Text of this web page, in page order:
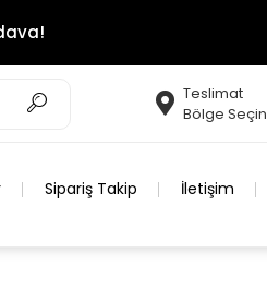
Teslimat
Bölge Seçin
Sipariş Takip İletişim